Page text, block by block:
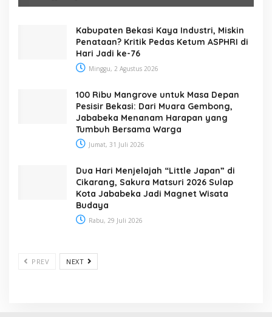
Kabupaten Bekasi Kaya Industri, Miskin
Penataan? Kritik Pedas Ketum ASPHRI di
Hari Jadi ke-76
Minggu, 2 Agustus 2026
100 Ribu Mangrove untuk Masa Depan
Pesisir Bekasi: Dari Muara Gembong,
Jababeka Menanam Harapan yang
Tumbuh Bersama Warga
Jumat, 31 Juli 2026
Dua Hari Menjelajah “Little Japan” di
Cikarang, Sakura Matsuri 2026 Sulap
Kota Jababeka Jadi Magnet Wisata
Budaya
Rabu, 29 Juli 2026
PREV NEXT